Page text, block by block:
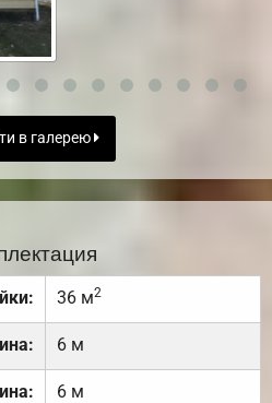
в галерею
36 м2
6 м
6 м